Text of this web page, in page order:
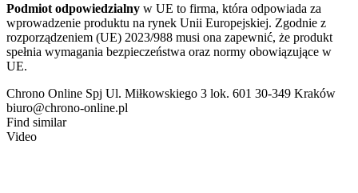
Podmiot odpowiedzialny w UE to firma, która odpowiada za
wprowadzenie produktu na rynek Unii Europejskiej. Zgodnie z
rozporządzeniem (UE) 2023/988 musi ona zapewnić, że produkt
spełnia wymagania bezpieczeństwa oraz normy obowiązujące w
UE.
Chrono Online Spj Ul. Miłkowskiego 3 lok. 601 30-349 Kraków
biuro@chrono-online.pl
Find similar
Video